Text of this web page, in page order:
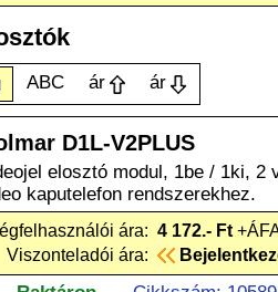
ABC ár ár
D1L-V2PLUS
elosztó modul, 1be / 1ki, 2
kaputelefon rendszerekhez.
ára: 4 172.- Ft
Viszonteladói ára: